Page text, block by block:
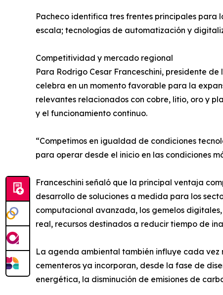
Pacheco identifica tres frentes principales para
escala; tecnologías de automatización y
Competitividad y mercado regional
Para Rodrigo Cesar Franceschini, presidente
celebra en un momento favorable para la
relevantes relacionados con cobre, litio, oro y
y el funcionamiento continuo.
“Competimos en igualdad de condiciones
para operar desde el inicio en las condiciones
Franceschini señaló que la principal ventaja
desarrollo de soluciones a medida para los
computacional avanzada, los gemelos
real, recursos destinados a reducir tiempo de
La agenda ambiental también influye cada vez
cementeros ya incorporan, desde la fase de
energética, la disminución de emisiones de